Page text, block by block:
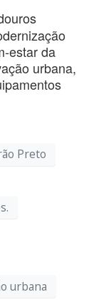
estar da
urbana,
Preto
urbana